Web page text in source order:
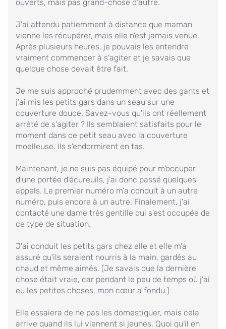
ouverts, mais pas grand-chose d'autre.
J'ai attendu patiemment à distance que maman
vienne les récupérer, mais elle n'est jamais venue.
Après plusieurs heures, je pouvais les entendre
vraiment commencer à s'agiter et je savais que
quelque chose devait être fait.
Je me suis approché prudemment avec des gants et
j'ai mis les petits gars dans un seau sur une
couverture douce. Savez-vous qu'ils ont réellement
arrêté de s'agiter ? Ils semblaient satisfaits pour le
moment dans ce petit seau avec la couverture
moelleuse. Ils s'endormirent en tas.
Maintenant, je ne suis pas équipé pour m'occuper
d'une portée d'écureuils, j'ai donc passé quelques
appels. Le premier numéro m'a conduit à un autre
numéro, puis encore à un autre. Finalement, j'ai
contacté une dame très gentille qui s'est occupée de
ce type de situation.
J'ai conduit les petits gars chez elle et elle m'a
assuré qu'ils seraient nourris à la main, gardés au
chaud et même aimés. (Je savais que la dernière
chose était vraie, car pendant le peu de temps où j'ai
eu les petites choses, mon cœur a fondu.)
Elle essaiera de ne pas les domestiquer, mais cela
arrive quand ils lui viennent si jeunes. Quoi qu’il en